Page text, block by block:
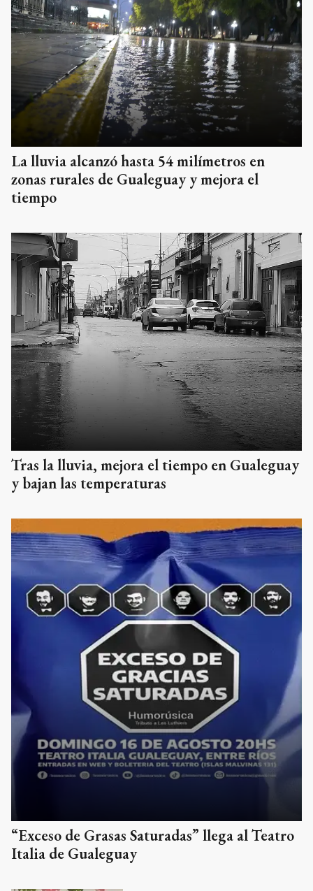
La lluvia alcanzó hasta 54 milímetros en
zonas rurales de Gualeguay y mejora el
tiempo
Tras la lluvia, mejora el tiempo en Gualeguay
y bajan las temperaturas
“Exceso de Grasas Saturadas” llega al Teatro
Italia de Gualeguay